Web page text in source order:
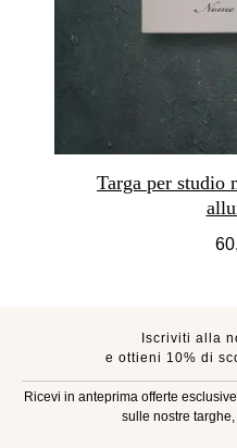
Targa per studio
Iscriviti alla
e ottieni 10% di
Ricevi in anteprima offerte
sulle nostre